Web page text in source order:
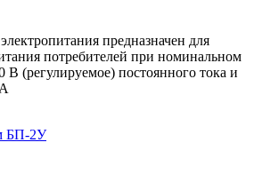
предназначен для
потребителей при номинальном
(регулируемое) постоянного тока и
БП-2У